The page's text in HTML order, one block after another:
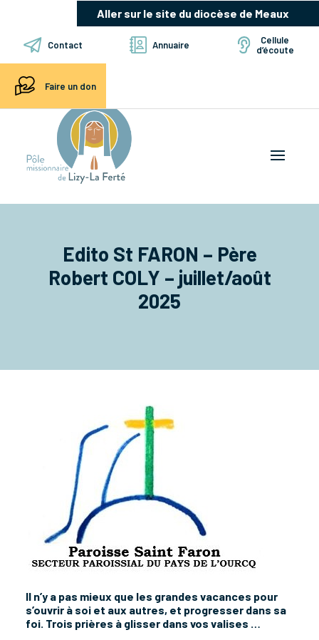
Aller sur le site du diocèse de Meaux
Contact Annuaire
Cellule
d’écoute
Faire un don
Edito St FARON – Père
Robert COLY – juillet/août
2025
Il n’y a pas mieux que les grandes vacances pour
s’ouvrir à soi et aux autres, et progresser dans sa
foi. Trois prières à glisser dans vos valises …